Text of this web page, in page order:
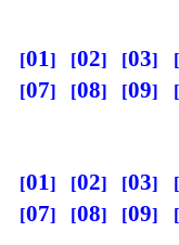
01 02 03
07
08 09
01 02 03
07
08 09